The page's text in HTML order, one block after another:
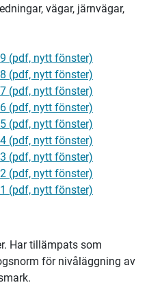
vägar, järnvägar,
(pdf, nytt fönster)
(pdf, nytt fönster)
(pdf, nytt fönster)
(pdf, nytt fönster)
(pdf, nytt fönster)
(pdf, nytt fönster)
(pdf, nytt fönster)
(pdf, nytt fönster)
(pdf, nytt fönster)
Har tillämpats som
för nivåläggning av